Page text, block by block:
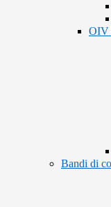
OIV
Bandi di